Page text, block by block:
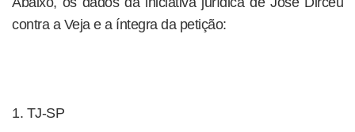
contra a Veja e a íntegra da petição:
1. TJ-SP